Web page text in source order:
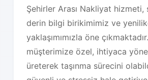
Şehirler Arası Nakliyat hizmeti,
derin bilgi birikimimiz ve
yaklaşımımızla öne
müşterimize özel, ihtiyaca
üreterek taşınma sürecini